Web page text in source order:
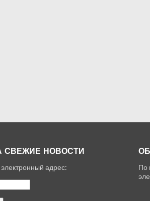
СВЕЖИЕ НОВОСТИ
адрес:
По